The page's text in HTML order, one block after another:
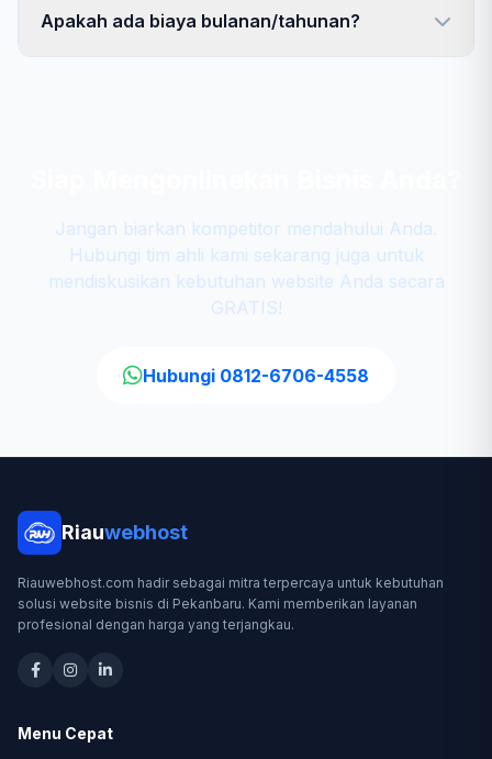
Apakah ada biaya bulanan/tahunan?
Jangan biarkan kompetitor mendahului Anda.
Hubungi tim ahli kami sekarang juga untuk
mendiskusikan kebutuhan website Anda secara
GRATIS!
Hubungi 0812-6706-4558
Riauwebhost
Riauwebhost.com hadir sebagai mitra terpercaya untuk kebutuhan
solusi website bisnis di Pekanbaru. Kami memberikan layanan
profesional dengan harga yang terjangkau.
Menu Cepat